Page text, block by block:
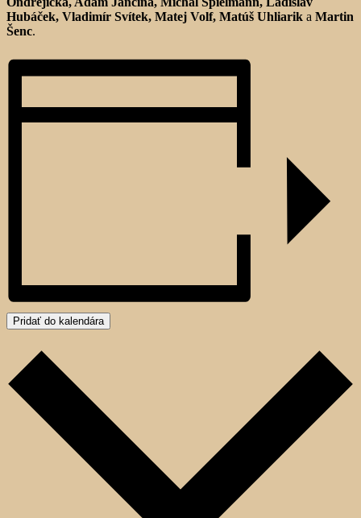
Hubáček, Vladimír Svítek, Matej Volf, Matúš Uhliarik a Martin
Šenc.
Pridať do kalendára